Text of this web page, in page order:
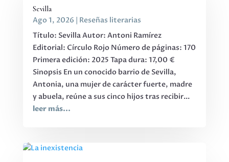
Sevilla
Ago 1, 2026
Reseñas literarias
Título: Sevilla Autor: Antoni Ramírez
Editorial: Círculo Rojo Número de páginas: 170
Primera edición: 2025 Tapa dura: 17,00 €
Sinopsis En un conocido barrio de Sevilla,
Antonia, una mujer de carácter fuerte, madre
y abuela, reúne a sus cinco hijos tras recibir...
leer más...